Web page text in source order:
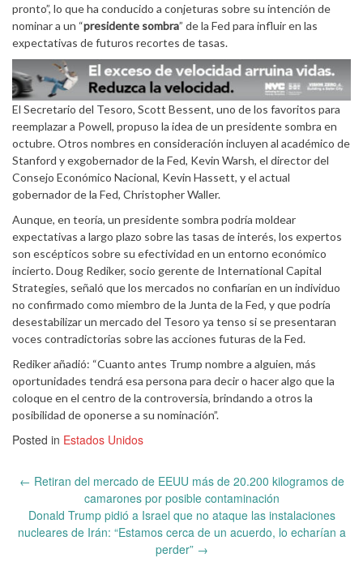
pronto”, lo que ha conducido a conjeturas sobre su intención de
nominar a un “presidente sombra” de la Fed para influir en las
expectativas de futuros recortes de tasas.
El Secretario del Tesoro, Scott Bessent, uno de los favoritos para
reemplazar a Powell, propuso la idea de un presidente sombra en
octubre. Otros nombres en consideración incluyen al académico de
Stanford y exgobernador de la Fed, Kevin Warsh, el director del
Consejo Económico Nacional, Kevin Hassett, y el actual
gobernador de la Fed, Christopher Waller.
Aunque, en teoría, un presidente sombra podría moldear
expectativas a largo plazo sobre las tasas de interés, los expertos
son escépticos sobre su efectividad en un entorno económico
incierto. Doug Rediker, socio gerente de International Capital
Strategies, señaló que los mercados no confiarían en un individuo
no confirmado como miembro de la Junta de la Fed, y que podría
desestabilizar un mercado del Tesoro ya tenso si se presentaran
voces contradictorias sobre las acciones futuras de la Fed.
Rediker añadió: “Cuanto antes Trump nombre a alguien, más
oportunidades tendrá esa persona para decir o hacer algo que la
coloque en el centro de la controversia, brindando a otros la
posibilidad de oponerse a su nominación”.
Posted in Estados Unidos
Post
← Retiran del mercado de EEUU más de 20.200 kilogramos de
camarones por posible contaminación
Donald Trump pidió a Israel que no ataque las instalaciones
nucleares de Irán: “Estamos cerca de un acuerdo, lo echarían a
perder” →